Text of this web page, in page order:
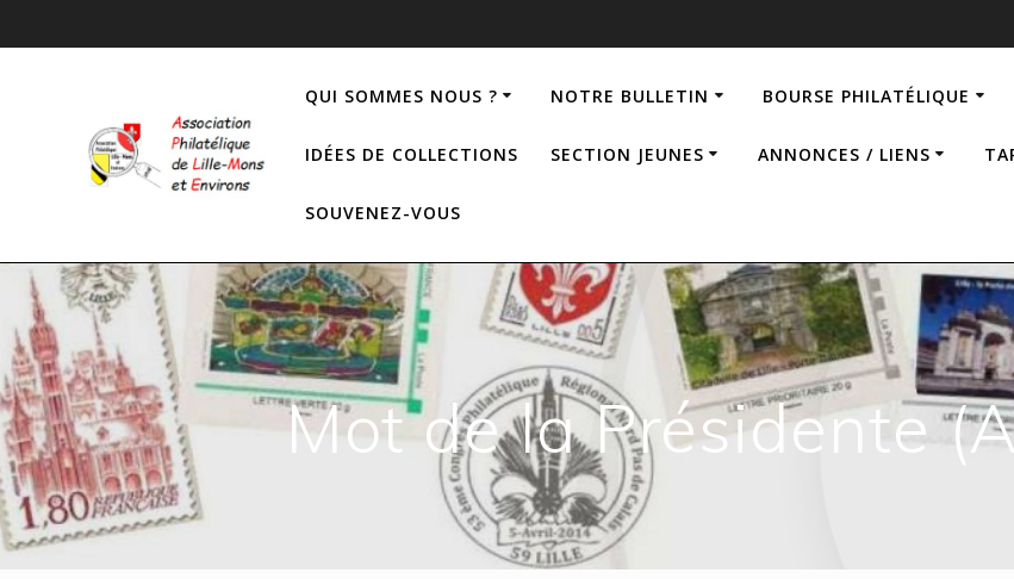
QUI SOMMES NOUS ? NOTRE BULLETIN BOURSE PHILATÉLIQUE
IDÉES DE COLLECTIONS SECTION JEUNES ANNONCES / LIENS
SOUVENEZ-VOUS
Mot de la Présidente